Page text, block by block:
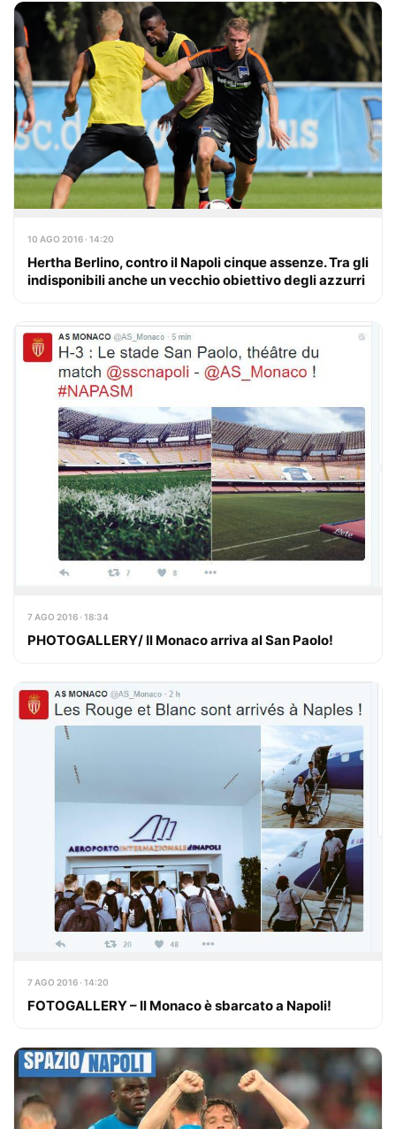
10 AGO 2016 · 14:20
Hertha Berlino, contro il Napoli cinque assenze. Tra gli
indisponibili anche un vecchio obiettivo degli azzurri
7 AGO 2016 · 18:34
PHOTOGALLERY/ Il Monaco arriva al San Paolo!
7 AGO 2016 · 14:20
FOTOGALLERY – Il Monaco è sbarcato a Napoli!